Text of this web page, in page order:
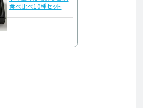
食べ比べ10種セット